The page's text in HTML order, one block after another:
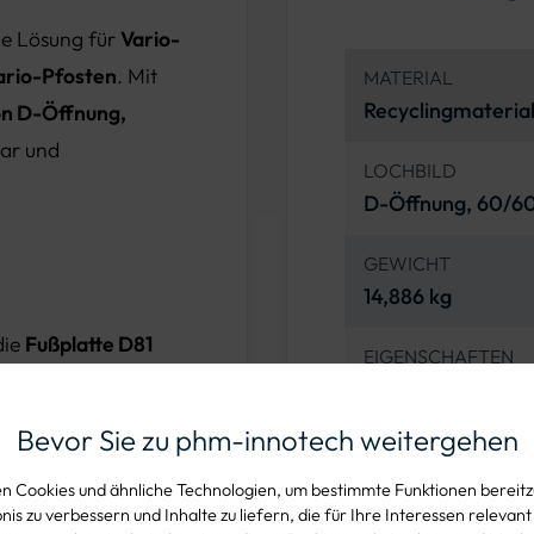
Bevor Sie zu phm-innotech weitergehen
Cookies und ähnliche Technologien, um bestimmte Funktionen
zu verbessern und Inhalte zu liefern, die für Ihre Interessen relevant
Lösung für Vario-
Pfosten. Mit
D-Öffnung,
und
Fußplatte D81
MATERIAL
Recyclingmaterial
LOCHBILD
D-Öffnung, 60/
GEWICHT
14,886 kg
EIGENSCHAFTEN
Bruchsicher,
ABMESSUNGEN (L
50 cm x 40 cm x